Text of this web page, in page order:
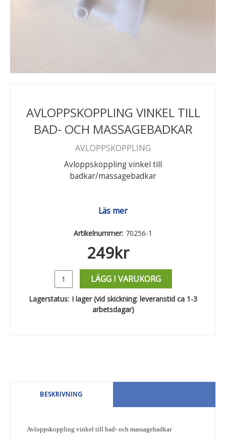
AVLOPPSKOPPLING VINKEL TILL
BAD- OCH MASSAGEBADKAR
AVLOPPSKOPPLING
Avloppskoppling vinkel till
badkar/massagebadkar
Läs mer
Artikelnummer: 70256-1
249kr
LÄGG I VARUKORG
Lagerstatus: I lager (vid skickning: leveranstid ca 1-3
arbetsdagar)
BESKRIVNING
Avloppskoppling vinkel till bad- och massagebadkar